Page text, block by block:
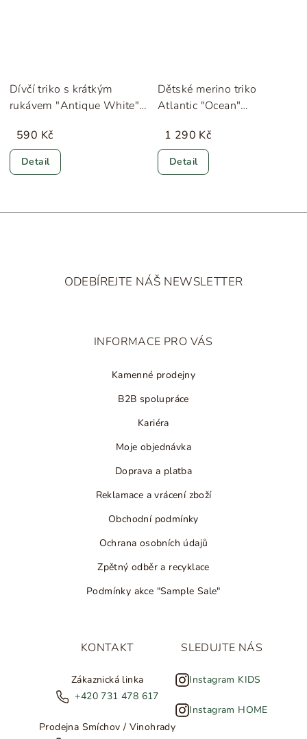
Dívčí triko s krátkým
rukávem "Antique White"
590 Kč
Detail
Dětské merino triko
Atlantic "Ocean"
1 290 Kč
Detail
ODEBÍREJTE NÁŠ NEWSLETTER
INFORMACE PRO VÁS
Kamenné prodejny
B2B spolupráce
Kariéra
Moje objednávka
Doprava a platba
Reklamace a vrácení zboží
Obchodní podmínky
Ochrana osobních údajů
Zpětný odběr a recyklace
Podmínky akce "Sample Sale"
KONTAKT
Zákaznická linka
+420 731 478 617
Prodejna Smíchov / Vinohrady
SLEDUJTE NÁS
Instagram KIDS
Instagram HOME